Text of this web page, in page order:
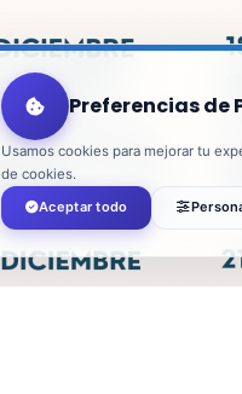
Preferencias de
Usamos cookies para mejorar tu
de cookies.
Aceptar todo